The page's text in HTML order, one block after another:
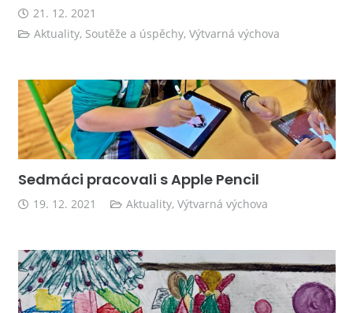
21. 12. 2021
Aktuality, Soutěže a úspěchy, Výtvarná výchova
Sedmáci pracovali s Apple Pencil
19. 12. 2021 Aktuality,Výtvarná výchova